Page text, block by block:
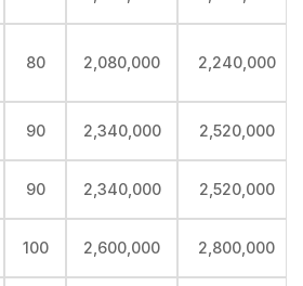
80 2,080,000 2,240,000
90 2,340,000 2,520,000
90 2,340,000 2,520,000
100 2,600,000 2,800,000